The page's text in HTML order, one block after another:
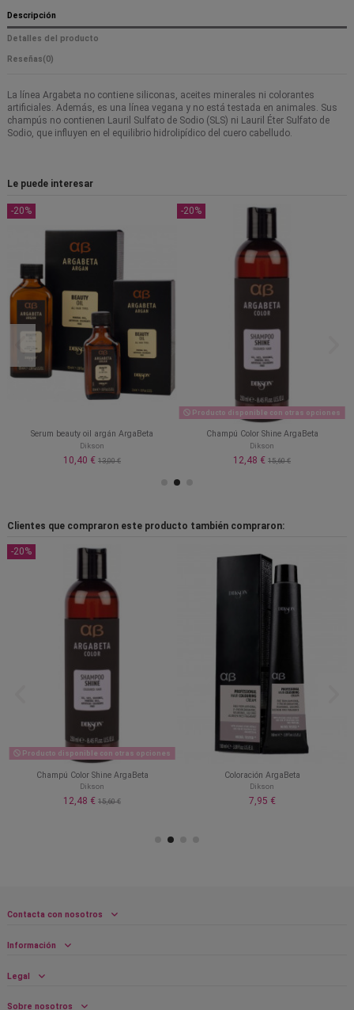
Descripción
Detalles del producto
Reseñas(0)
La línea Argabeta no contiene siliconas, aceites minerales ni colorantes
artificiales. Además, es una línea vegana y no está testada en animales. Sus
champús no contienen Lauril Sulfato de Sodio (SLS) ni Lauril Éter Sulfato de
Sodio, que influyen en el equilibrio hidrolipídico del cuero cabelludo.
Le puede interesar
-20%
Serum beauty oil argán ArgaBeta
Dikson
10,40 € 13,00 €
-20%
Producto disponible con otras opciones
Champú Color Shine ArgaBeta
Dikson
12,48 € 15,60 €
Clientes que compraron este producto también compraron:
-20%
Producto disponible con otras opciones
Champú Color Shine ArgaBeta
Dikson
12,48 € 15,60 €
Coloración ArgaBeta
Dikson
7,95 €
Contacta con nosotros
Información
Legal
Sobre nosotros